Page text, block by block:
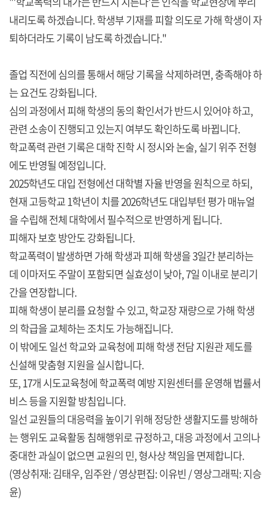
내리도록 하겠습니다. 학생부 기재를 피할 의도로 가해 학생이 자
퇴하더라도 기록이 남도록 하겠습니다."
졸업 직전에 심의를 통해서 해당 기록을 삭제하려면, 충족해야 하
는 요건도 강화됩니다.
심의 과정에서 피해 학생의 동의 확인서가 반드시 있어야 하고,
관련 소송이 진행되고 있는지 여부도 확인하도록 바뀝니다.
학교폭력 관련 기록은 대학 진학 시 정시와 논술, 실기 위주 전형
에도 반영될 예정입니다.
2025학년도 대입 전형에선 대학별 자율 반영을 원칙으로 하되,
현재 고등학교 1학년이 치를 2026학년도 대입부턴 평가 매뉴얼
을 수립해 전체 대학에서 필수적으로 반영하게 됩니다.
피해자 보호 방안도 강화됩니다.
학교폭력이 발생하면 가해 학생과 피해 학생을 3일간 분리하는
데 이마저도 주말이 포함되면 실효성이 낮아, 7일 이내로 분리기
간을 연장합니다.
피해 학생이 분리를 요청할 수 있고, 학교장 재량으로 가해 학생
의 학급을 교체하는 조치도 가능해집니다.
이 밖에도 일선 학교와 교육청에 피해 학생 전담 지원관 제도를
신설해 맞춤형 지원을 실시합니다.
또, 17개 시도교육청에 학교폭력 예방 지원센터를 운영해 법률서
비스 등을 지원할 방침입니다.
일선 교원들의 대응력을 높이기 위해 정당한 생활지도를 방해하
는 행위도 교육활동 침해행위로 규정하고, 대응 과정에서 고의나
중대한 과실이 없으면 교원의 민, 형사상 책임을 면제합니다.
(영상취재: 김태우, 임주완 / 영상편집: 이유빈 / 영상그래픽: 지승
윤)